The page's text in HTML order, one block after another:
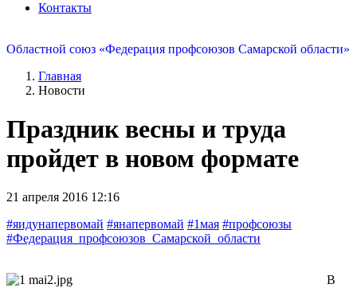
Контакты
Областной союз «Федерация профсоюзов Самарской области»
Главная
Новости
Праздник весны и труда
пройдет в новом формате
21 апреля 2016 12:16
#яидунапервомай #янапервомай #1мая #профсоюзы
#Федерация_профсоюзов_Самарской_области
В